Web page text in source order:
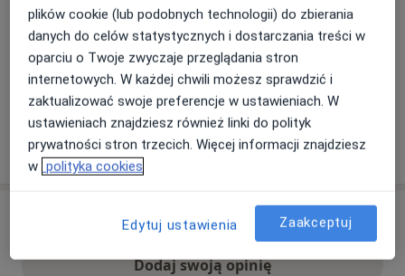
Ten specjalista przyjmuje wyłącznie pacjentów
prywatnych. Możesz opłacić wizytę samodzielnie lub
znaleźć innego specjalistę, który akceptuje Twoje
ubezpieczenie.
Szukaj specjalistów według ubezpieczenia
Dodaj swoją opinię
plików cookie (lub podobnych technologii) do zbierania
danych do celów statystycznych i dostarczania treści w
oparciu o Twoje zwyczaje przeglądania stron
internetowych. W każdej chwili możesz sprawdzić i
zaktualizować swoje preferencje w ustawieniach. W
ustawieniach znajdziesz również linki do polityk
prywatności stron trzecich. Więcej informacji znajdziesz
w polityka cookies
Edytuj ustawienia Zaakceptuj